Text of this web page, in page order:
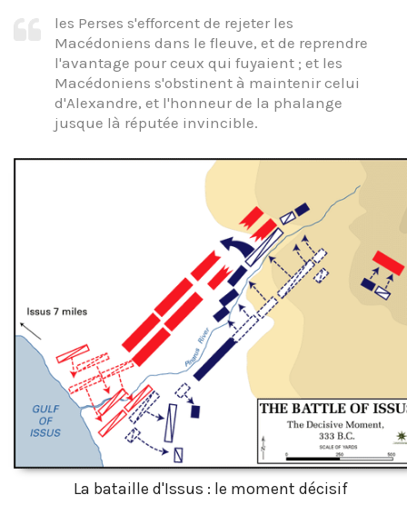
les Perses s'efforcent de rejeter les
Macédoniens dans le fleuve, et de reprendre
l'avantage pour ceux qui fuyaient ; et les
Macédoniens s'obstinent à maintenir celui
d'Alexandre, et l'honneur de la phalange
jusque là réputée invincible.
La bataille d'Issus : le moment décisif